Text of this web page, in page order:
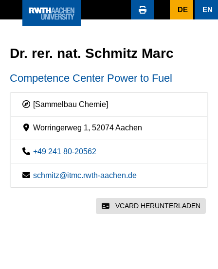
DE EN
Dr. rer. nat. Schmitz Marc
Competence Center Power to Fuel
[Sammelbau Chemie]
Worringerweg 1, 52074 Aachen
+49 241 80-20562
schmitz@itmc.rwth-aachen.de
VCARD HERUNTERLADEN